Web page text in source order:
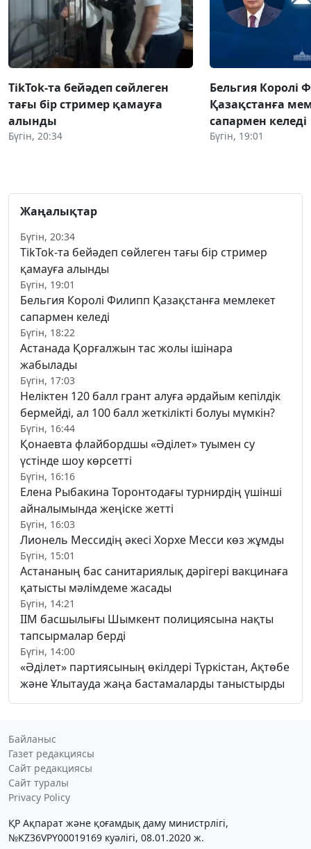
TikTok-та бейәдеп сөйлеген
тағы бір стример қамауға
алынды
Бүгін, 20:34
Бельгия Королі
Қазақстанға
сапармен келеді
Бүгін, 19:01
Жаңалықтар
Бүгін, 20:34
TikTok-та бейәдеп сөйлеген тағы бір стример
қамауға алынды
Бүгін, 19:01
Бельгия Королі Филипп Қазақстанға мемлекет
сапармен келеді
Бүгін, 18:22
Астанада Қорғалжын тас жолы ішінара
жабылады
Бүгін, 17:03
Неліктен 120 балл грант алуға әрдайым кепілдік
бермейді, ал 100 балл жеткілікті болуы мүмкін?
Бүгін, 16:44
Қонаевта флайбордшы «Әділет» туымен су
үстінде шоу көрсетті
Бүгін, 16:16
Елена Рыбакина Торонтодағы турнирдің үшінші
айналымында жеңіске жетті
Бүгін, 16:03
Лионель Мессидің әкесі Хорхе Месси көз жұмды
Бүгін, 15:01
Астананың бас санитариялық дәрігері вакцинаға
қатысты мәлімдеме жасады
Бүгін, 14:21
ІІМ басшылығы Шымкент полициясына нақты
тапсырмалар берді
Бүгін, 14:00
«Әділет» партиясының өкілдері Түркістан, Ақтөбе
және Ұлытауда жаңа бастамаларды таныстырды
Байланыс
Газет редакциясы
Сайт редакциясы
Сайт туралы
Privacy Policy
ҚР Ақпарат және қоғамдық даму министрлігі,
№KZ36VPY00019169 куәлігі, 08.01.2020 ж.